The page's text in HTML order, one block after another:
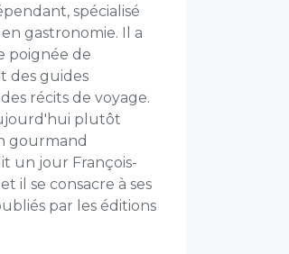
spécialisé
gastronomie. Il a
poignée de
des guides
récits de voyage.
plutôt
gourmand
un jour François-
il se consacre à ses
par les éditions